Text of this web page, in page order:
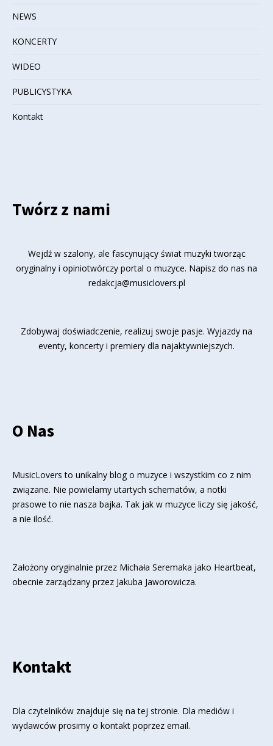
NEWS
KONCERTY
WIDEO
PUBLICYSTYKA
Kontakt
Twórz z nami
Wejdź w szalony, ale fascynujący świat muzyki tworząc
oryginalny i opiniotwórczy portal o muzyce. Napisz do nas na
redakcja@musiclovers.pl
Zdobywaj doświadczenie, realizuj swoje pasje. Wyjazdy na
eventy, koncerty i premiery dla najaktywniejszych.
O Nas
MusicLovers to unikalny blog o muzyce i wszystkim co z nim
związane. Nie powielamy utartych schematów, a notki
prasowe to nie nasza bajka. Tak jak w muzyce liczy się jakość,
a nie ilość.
Założony oryginalnie przez Michała Seremaka jako Heartbeat,
obecnie zarządzany przez Jakuba Jaworowicza.
Kontakt
Dla czytelników znajduje się na tej stronie. Dla mediów i
wydawców prosimy o kontakt poprzez email.